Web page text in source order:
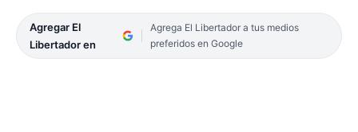
Agregar El
Libertador en
Agrega El Libertador a tus medios
preferidos en Google